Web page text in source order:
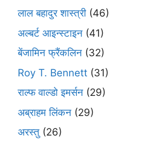
लाल बहादुर शास्त्री (46)
अल्बर्ट आइन्स्टाइन (41)
बेंजामिन फ्रैंकलिन (32)
Roy T. Bennett (31)
राल्फ वाल्डो इमर्सन (29)
अब्राहम लिंकन (29)
अरस्तु (26)